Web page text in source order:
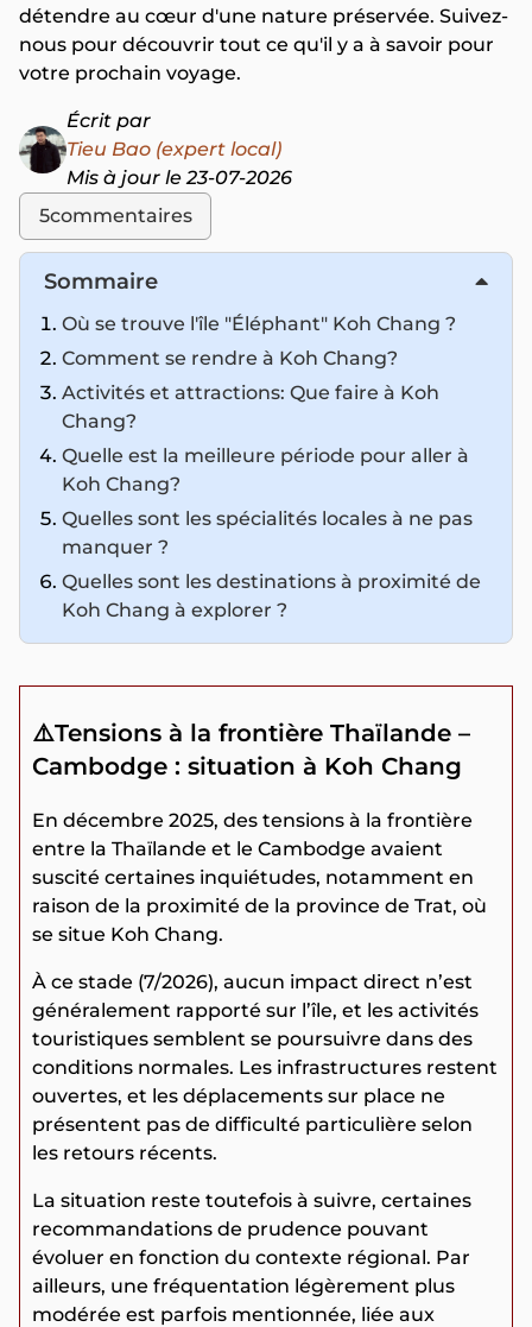
détendre au cœur d'une nature préservée. Suivez-
nous pour découvrir tout ce qu'il y a à savoir pour
votre prochain voyage.
Écrit par
Tieu Bao (expert local)
Mis à jour le 23-07-2026
5commentaires
Sommaire
Où se trouve l'île "Éléphant" Koh Chang ?
Comment se rendre à Koh Chang?
Activités et attractions: Que faire à Koh
Chang?
Quelle est la meilleure période pour aller à
Koh Chang?
Quelles sont les spécialités locales à ne pas
manquer ?
Quelles sont les destinations à proximité de
Koh Chang à explorer ?
⚠️Tensions à la frontière Thaïlande –
Cambodge : situation à Koh Chang
En décembre 2025, des tensions à la frontière
entre la Thaïlande et le Cambodge avaient
suscité certaines inquiétudes, notamment en
raison de la proximité de la province de Trat, où
se situe Koh Chang.
À ce stade (7/2026), aucun impact direct n’est
généralement rapporté sur l’île, et les activités
touristiques semblent se poursuivre dans des
conditions normales. Les infrastructures restent
ouvertes, et les déplacements sur place ne
présentent pas de difficulté particulière selon
les retours récents.
La situation reste toutefois à suivre, certaines
recommandations de prudence pouvant
évoluer en fonction du contexte régional. Par
ailleurs, une fréquentation légèrement plus
modérée est parfois mentionnée, liée aux